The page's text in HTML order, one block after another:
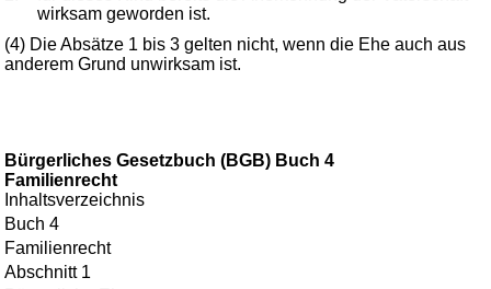
wirksam geworden ist.
(4) Die Absätze 1 bis 3 gelten nicht, wenn die Ehe auch aus
anderem Grund unwirksam ist.
Bürgerliches Gesetzbuch (BGB) Buch 4
Familienrecht
Inhaltsverzeichnis
Buch 4
Familienrecht
Abschnitt 1